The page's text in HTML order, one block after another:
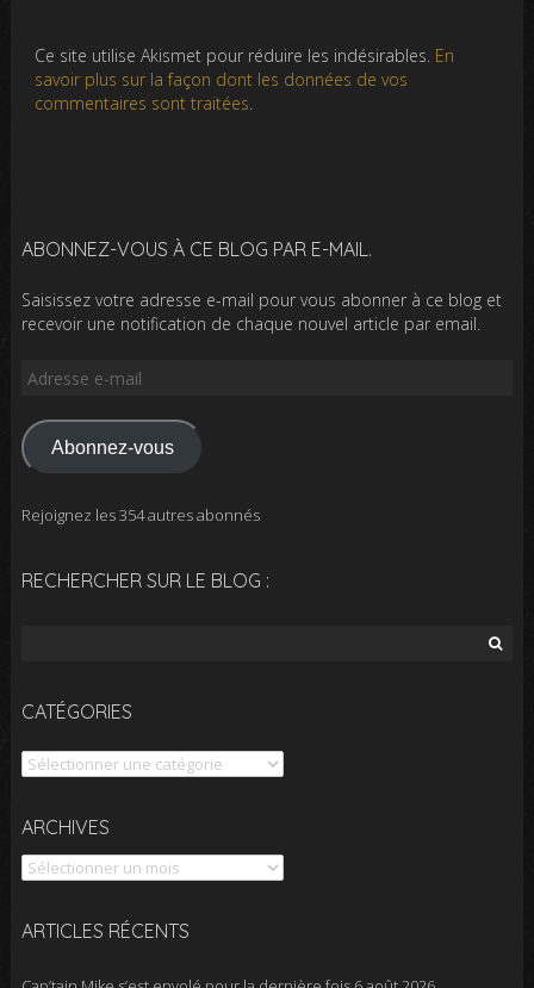
Ce site utilise Akismet pour réduire les indésirables. En
savoir plus sur la façon dont les données de vos
commentaires sont traitées.
ABONNEZ-VOUS À CE BLOG PAR E-MAIL.
Saisissez votre adresse e-mail pour vous abonner à ce blog et
recevoir une notification de chaque nouvel article par email.
Adresse
mail
Abonnez-vous
Rejoignez les 354 autres abonnés
RECHERCHER SUR LE BLOG :
CATÉGORIES
Catégories
ARCHIVES
Archives
ARTICLES RÉCENTS